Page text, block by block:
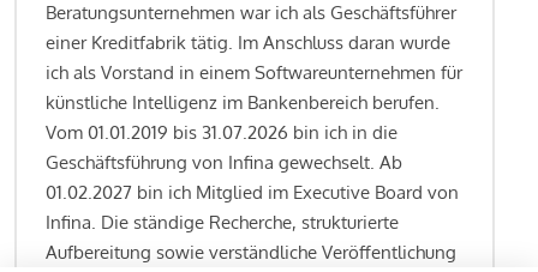
Beratungsunternehmen war ich als Geschäftsführer
einer Kreditfabrik tätig. Im Anschluss daran wurde
ich als Vorstand in einem Softwareunternehmen für
künstliche Intelligenz im Bankenbereich berufen.
Vom 01.01.2019 bis 31.07.2026 bin ich in die
Geschäftsführung von Infina gewechselt. Ab
01.02.2027 bin ich Mitglied im Executive Board von
Infina. Die ständige Recherche, strukturierte
Aufbereitung sowie verständliche Veröffentlichung